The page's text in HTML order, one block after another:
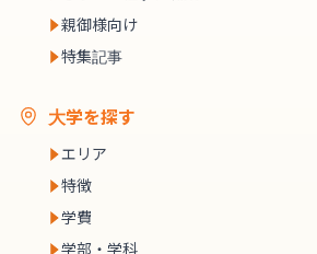
親御様向け
特集記事
大学を探す
エリア
特徴
学費
学部・学科